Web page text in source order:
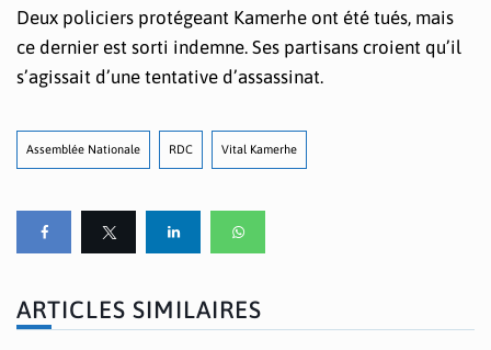
Deux policiers protégeant Kamerhe ont été tués, mais
ce dernier est sorti indemne. Ses partisans croient qu’il
s’agissait d’une tentative d’assassinat.
Assemblée Nationale RDC Vital Kamerhe
ARTICLES SIMILAIRES